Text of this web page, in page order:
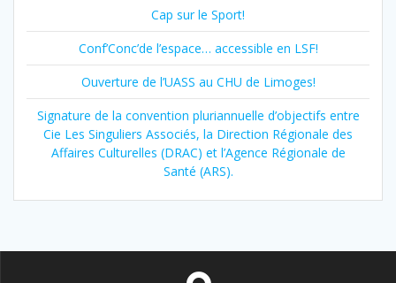
Cap sur le Sport!
Conf’Conc’de l’espace… accessible en LSF!
Ouverture de l’UASS au CHU de Limoges!
Signature de la convention pluriannuelle d’objectifs entre
Cie Les Singuliers Associés, la Direction Régionale des
Affaires Culturelles (DRAC) et l’Agence Régionale de
Santé (ARS).